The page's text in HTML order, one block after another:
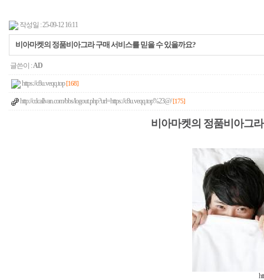
작성일 : 25-09-12 16:11
비아마켓의 정품비아그라 구매 서비스를 믿을 수 있을까요?
글쓴이 :AD
https://c8u.veqq.top[168]
http://cdcallvan.com/bbs/logout.php?url=https://c8u.veqq.top%23@/[175]
비아마켓의 정품비아그